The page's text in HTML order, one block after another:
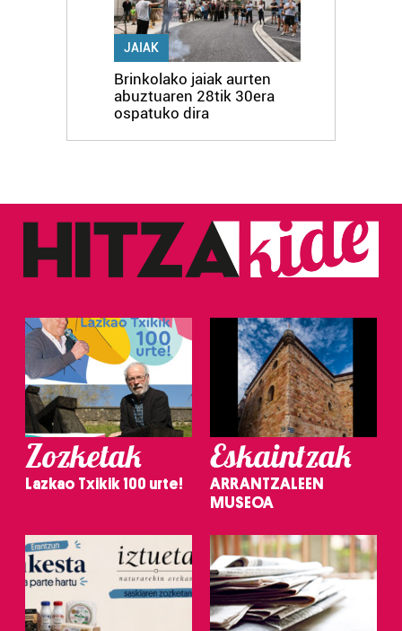
JAIAK
Brinkolako jaiak aurten
abuztuaren 28tik 30era
ospatuko dira
Zozketak
Lazkao Txikik 100 urte!
Eskaintzak
ARRANTZALEEN
MUSEOA